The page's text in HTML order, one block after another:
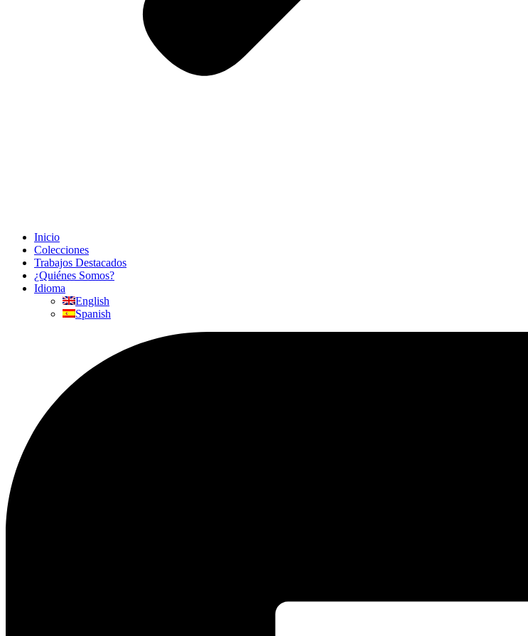
Inicio
Colecciones
Trabajos Destacados
¿Quiénes Somos?
Idioma
English
Spanish